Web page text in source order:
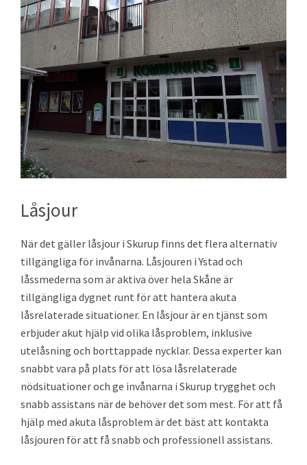
Låsjour
När det gäller låsjour i Skurup finns det flera alternativ
tillgängliga för invånarna. Låsjouren i Ystad och
låssmederna som är aktiva över hela Skåne är
tillgängliga dygnet runt för att hantera akuta
låsrelaterade situationer. En låsjour är en tjänst som
erbjuder akut hjälp vid olika låsproblem, inklusive
utelåsning och borttappade nycklar. Dessa experter kan
snabbt vara på plats för att lösa låsrelaterade
nödsituationer och ge invånarna i Skurup trygghet och
snabb assistans när de behöver det som mest. För att få
hjälp med akuta låsproblem är det bäst att kontakta
låsjouren för att få snabb och professionell assistans.